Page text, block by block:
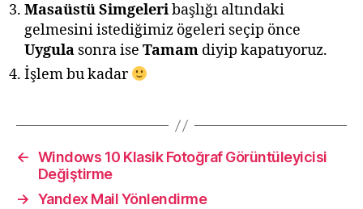
Masaüstü Simgeleribaşlığı altındaki
gelmesini istediğimiz ögeleri seçip önce
Uygula sonra ise Tamam diyip kapatıyoruz.
İşlem bu kadar
← Windows 10 Klasik Fotoğraf Görüntüleyicisi
Değiştirme
→ Yandex Mail Yönlendirme